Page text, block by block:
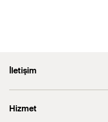
İletişim
Hizmet